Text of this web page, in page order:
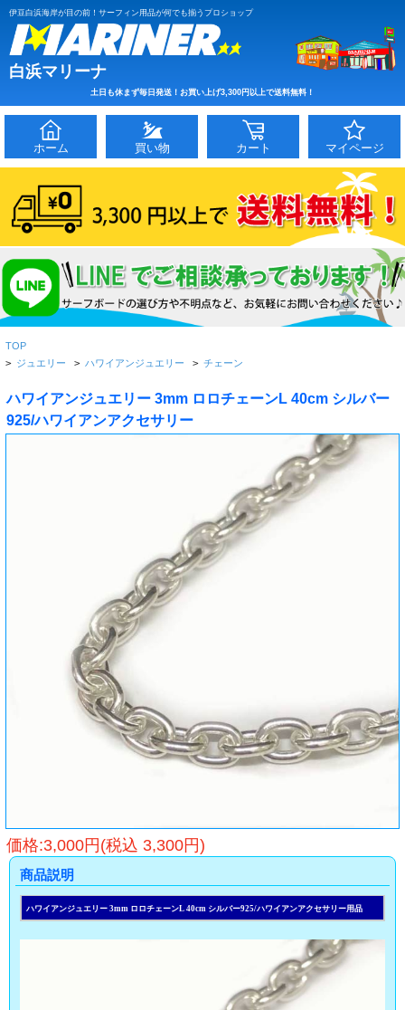
伊豆白浜海岸が目の前！サーフィン用品が何でも揃うプロショップ
白浜マリーナ
土日も休まず毎日発送！お買い上げ3,300円以上で送料無料！
ホーム 買い物 カート マイページ
TOP
> ジュエリー > ハワイアンジュエリー > チェーン
ハワイアンジュエリー 3mm ロロチェーンL 40cm シルバー
925/ハワイアンアクセサリー
価格:3,000円(税込 3,300円)
商品説明
ハワイアンジュエリー 3mm ロロチェーンL 40cm シルバー925/ハワイアンアクセサリー用品